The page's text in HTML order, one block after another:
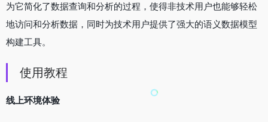
为它简化了数据查询和分析的过程，使得非技术用户也能够轻松
地访问和分析数据，同时为技术用户提供了强大的语义数据模型
构建工具。
使用教程
线上环境体验